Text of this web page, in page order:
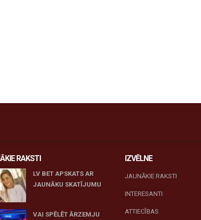
RAKSTI
LV BET APSKATS AR
JAUNĀKU SKATĪJUMU
VAI SPĒLĒT ĀRZEMJU
IZVĒLNE
JAUNĀKIE RAKSTI
INTERESANTI
ATTIECĪBAS